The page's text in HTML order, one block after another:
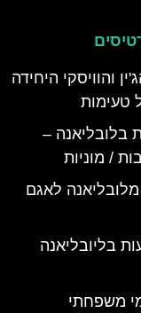
והוויסקי היחידה
טעימות
בלובליאנה –
/ מוניות
מלובליאנה לאגם
בליובליאנה
משפחתי